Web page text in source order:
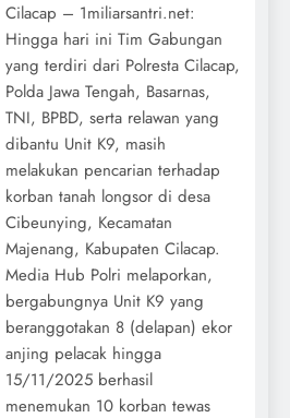
Cilacap – 1miliarsantri.net:
Hingga hari ini Tim Gabungan
yang terdiri dari Polresta Cilacap,
Polda Jawa Tengah, Basarnas,
TNI, BPBD, serta relawan yang
dibantu Unit K9, masih
melakukan pencarian terhadap
korban tanah longsor di desa
Cibeunying, Kecamatan
Majenang, Kabupaten Cilacap.
Media Hub Polri melaporkan,
bergabungnya Unit K9 yang
beranggotakan 8 (delapan) ekor
anjing pelacak hingga
15/11/2025 berhasil
menemukan 10 korban tewas